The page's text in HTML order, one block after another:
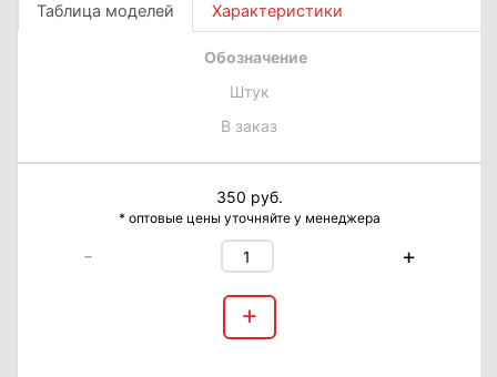
Таблица моделей Характеристики
Обозначение
Штук
В заказ
350 руб.
* оптовые цены уточняйте у менеджера
- +
+